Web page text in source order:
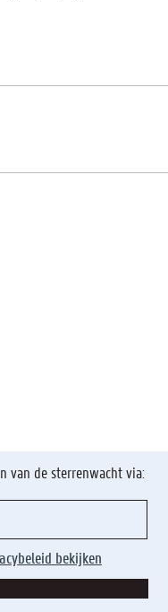
van de sterrenwacht via:
bekijken